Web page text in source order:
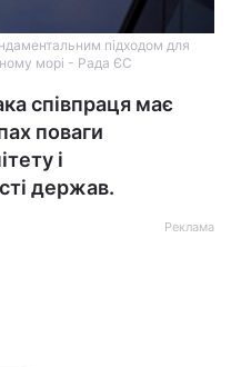
підходом для
морі - Рада ЄС
співпраця має
поваги
і
держав.
Реклама